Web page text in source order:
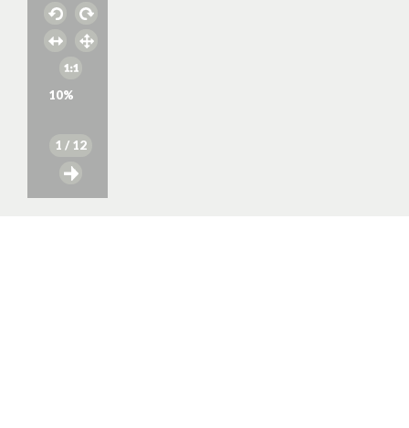
10%
1 / 12